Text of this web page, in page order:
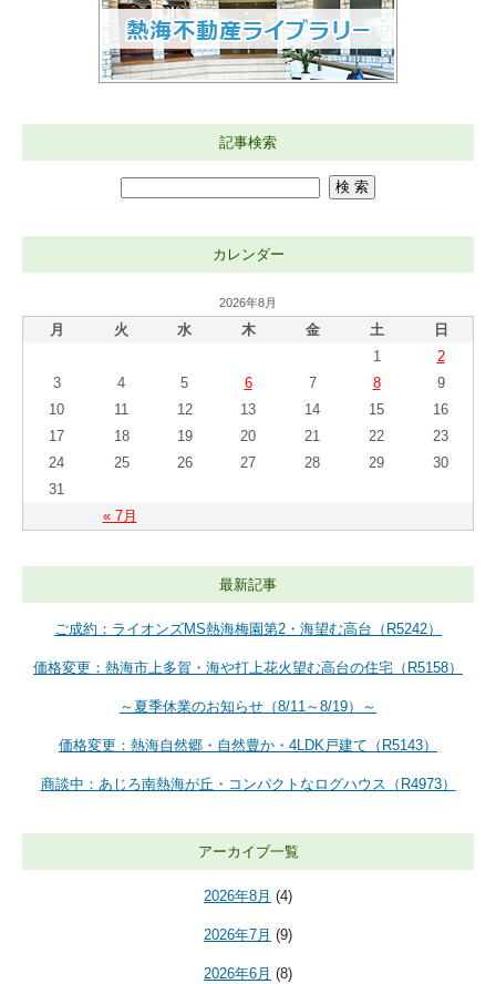
記事検索
カレンダー
2026年8月
月 火 水 木 金 土 日
« 7月
1
2
3
4 5 6 7 8
9
10
11 12 13 14 15
16
17
18 19 20 21 22
23
24
25 26 27 28 29
30
31
最新記事
ご成約：ライオンズMS熱海梅園第2・海望む高台（R5242）
価格変更：熱海市上多賀・海や打上花火望む高台の住宅（R5158）
～夏季休業のお知らせ（8/11～8/19）～
価格変更：熱海自然郷・自然豊か・4LDK戸建て（R5143）
商談中：あじろ南熱海が丘・コンパクトなログハウス（R4973）
アーカイブ一覧
2026年8月 (4)
2026年7月 (9)
2026年6月 (8)